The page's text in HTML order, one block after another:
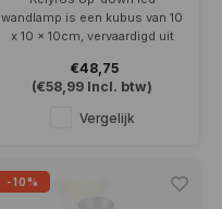
wandlamp is een kubus van 10
x 10 x 10cm, vervaardigd uit
overschilderbaar in de kleur
van uw interieur.
€48,75
(€58,99 Incl. btw)
Vergelijk
-10%